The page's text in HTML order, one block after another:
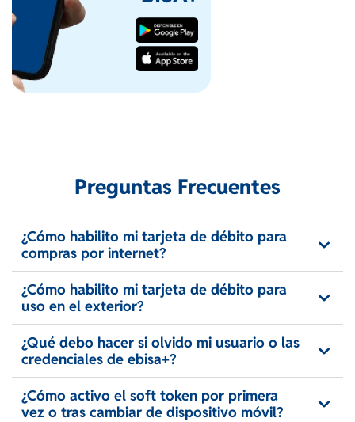
Preguntas Frecuentes
¿Cómo habilito mi tarjeta de débito para
compras por internet?
¿Cómo habilito mi tarjeta de débito para
uso en el exterior?
¿Qué debo hacer si olvido mi usuario o las
credenciales de ebisa+?
¿Cómo activo el soft token por primera
vez o tras cambiar de dispositivo móvil?